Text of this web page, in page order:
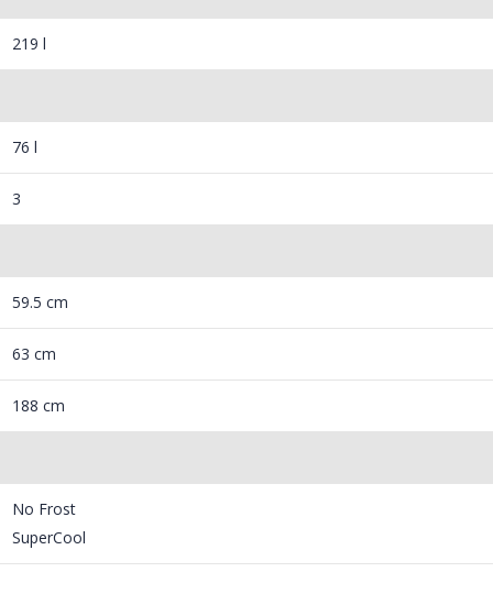
219 l
76 l
3
59.5 cm
63 cm
188 cm
No Frost
SuperCool